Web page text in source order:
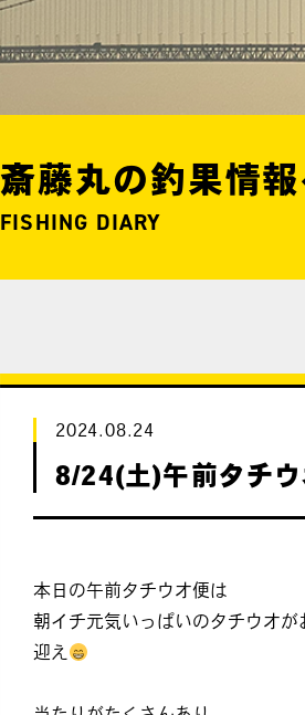
斎藤丸の釣果情
FISHING DIARY
2024.08.24
8/24(土)午前タチ
本日の午前タチウオ便は
朝イチ元気いっぱいのタチウオが
迎え